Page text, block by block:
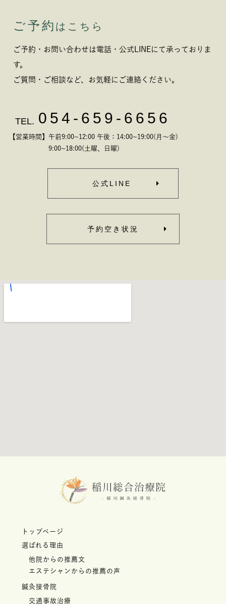
ご予約 はこちら
ご予約・お問い合わせは電話・公式LINEにて承っておりま
す。
ご質問・ご相談など、お気軽にご連絡ください。
TEL. 054-659-6656
【営業時間】午前9:00~12:00 午後：14:00~19:00(月～金)
9:00~18:00(土曜、日曜)
公式LINE
予約空き状況
トップページ
選ばれる理由
他院からの推薦文
エステシャンからの推薦の声
鍼灸接骨院
交通事故治療